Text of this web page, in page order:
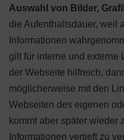
Auswahl von Bilder,
die Aufenthaltsdauer, weil
Informationen
gilt für interne und externe
der Webseite hilfreich,
möglicherweise mit den
Webseiten des eigenen
kommt aber später wieder
Informationen vertieft zu